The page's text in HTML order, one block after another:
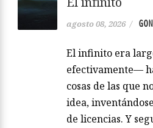
agosto 08, 2026 /
El infinito era
efectivamente—
cosas de las que
idea,
de licencias. Y